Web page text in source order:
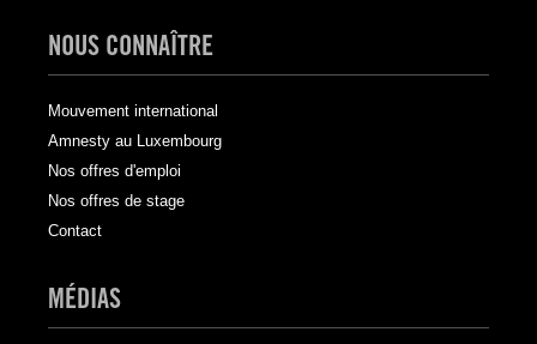
NOUS CONNAÎTRE
Mouvement international
Amnesty au Luxembourg
Nos offres d'emploi
Nos offres de stage
Contact
MÉDIAS